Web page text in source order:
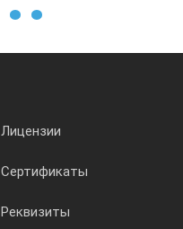
Лицензии
Сертификаты
Реквизиты